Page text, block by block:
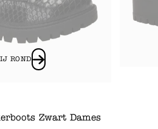
ROND
Zwart Dames